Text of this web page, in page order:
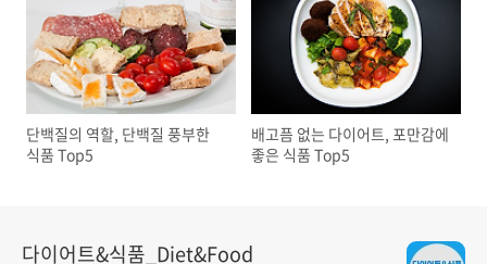
단백질의 역할, 단백질 풍부한
식품 Top5
배고픔 없는 다이어트, 포만감에
좋은 식품 Top5
다이어트&식품_Diet&Food